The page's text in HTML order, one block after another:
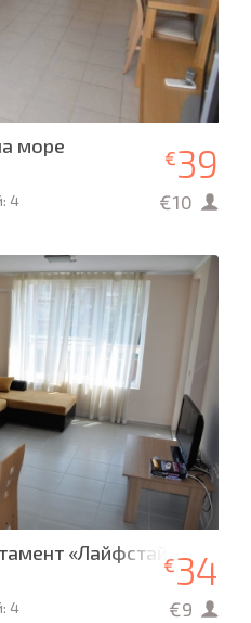
море
4
€39
€10
«Лайфстайл 2»
4
€34
€9